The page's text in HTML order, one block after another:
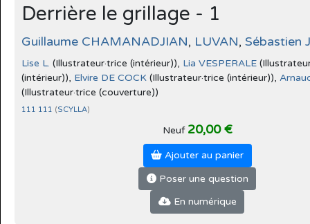
Derrière le grillage - 1
Guillaume CHAMANADJIAN, LUVAN, Sébastien
Lise L. (Illustrateur·trice (intérieur)), Lia VESPERALE
(intérieur)), Elvire DE COCK (Illustrateur·trice (intérieur)),
(Illustrateur·trice (couverture))
111 111 (SCYLLA)
Neuf 20,00 €
Ajouter au panier
Poser une question
En numérique